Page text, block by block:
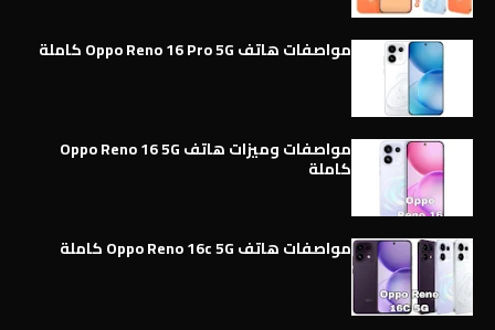
مواصفات هاتف Oppo Reno 16 Pro 5G كاملة
مواصفات وميزات هاتف Oppo Reno 16 5G
كاملة
مواصفات هاتف Oppo Reno 16c 5G كاملة